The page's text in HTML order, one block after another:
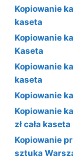
Kopiowanie
kaseta
Kopiowanie
Kaseta
Kopiowanie
kaseta
Kopiowanie
Kopiowanie
zł cała kaseta
Kopiowanie
sztuka